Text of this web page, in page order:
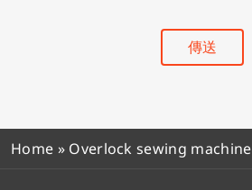
傳送
Home » Overlock sewing machine